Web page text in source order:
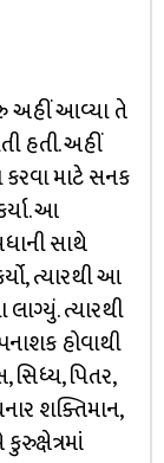
અહીં આવ્યા તે
હતી. અહીં
કરવા માટે સનક
આ
સાથે
ત્યારથી આ
ત્યારથી
હોવાથી
સિધ્ય, પિતર,
શક્તિમાન,